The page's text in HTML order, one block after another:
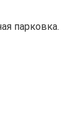
парковка.